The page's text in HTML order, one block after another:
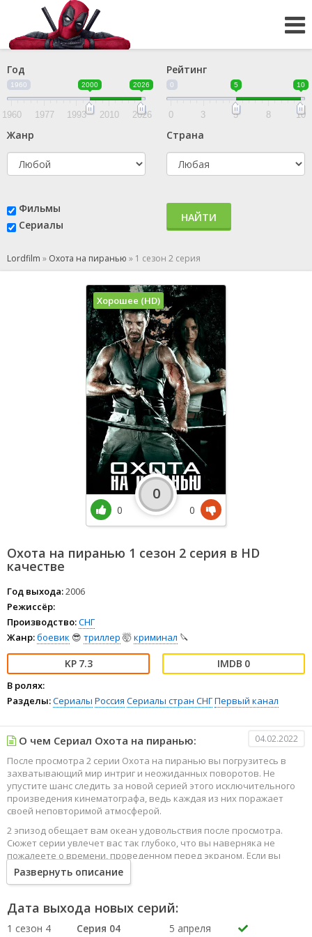
Год
1960 2000 2026
1960 1977 1993 2010 2026
Рейтинг
0 5 10
0 3 5 8 10
Жанр Страна
Фильмы
Сериалы
НАЙТИ
Lordfilm » Охота на пиранью » 1 сезон 2 серия
Охота на пиранью 1 сезон 2 серия в HD
качестве
Год выхода:2006
Режиссёр:
Производство:СНГ
Жанр:боевик 😎 триллер 🤯криминал 🔪
7.3 0
В ролях:
Разделы:Сериалы Россия Сериалы стран СНГПервый канал
Хорошее (HD)
0
0
0
О чем Сериал Охота на пиранью: 04.02.2022
После просмотра 2 серии Охота на пиранью вы погрузитесь в
захватывающий мир интриг и неожиданных поворотов. Не
упустите шанс следить за новой серией этого исключительного
произведения кинематографа, ведь каждая из них поражает
своей неповторимой атмосферой.
2 эпизод обещает вам океан удовольствия после просмотра.
Сюжет серии увлечет вас так глубоко, что вы наверняка не
пожалеете о времени, проведенном перед экраном. Если вы
жаждете наслаждаться онлайн этим сериалом в высоком
качестве HD, то ваш выбор будет весьма правильным. Каждый
событиями, но и яркими, запоминающимися героями, которые
надолго останутся в вашей памяти.
Развернуть описание
Дата выхода новых серий:
1 сезон 4
Серия 04
5 апреля